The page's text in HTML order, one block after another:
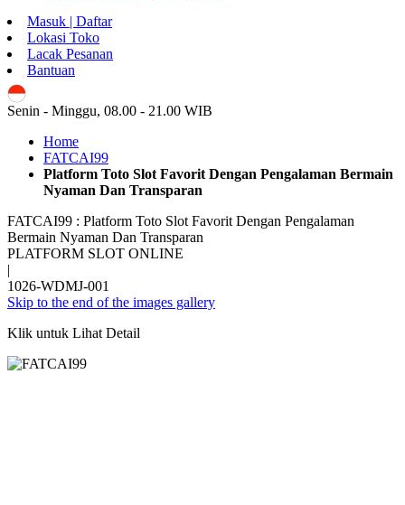
Masuk | Daftar
Lokasi Toko
Lacak Pesanan
Bantuan
Senin - Minggu, 08.00 - 21.00 WIB
Home
FATCAI99
Platform Toto Slot Favorit Dengan Pengalaman Bermain
Nyaman Dan Transparan
FATCAI99 : Platform Toto Slot Favorit Dengan Pengalaman
Bermain Nyaman Dan Transparan
PLATFORM SLOT ONLINE
|
1026-WDMJ-001
Skip to the end of the images gallery
Klik untuk Lihat Detail